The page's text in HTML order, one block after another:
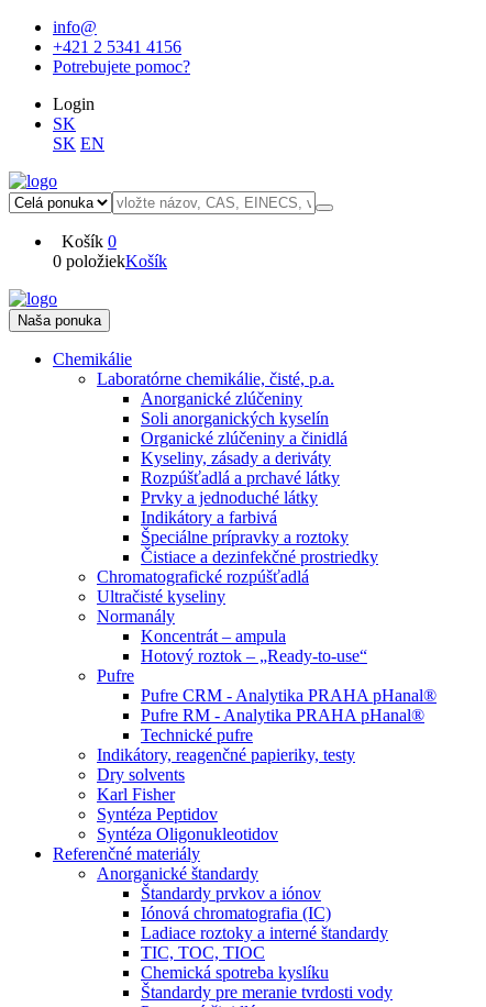
info@
+421 2 5341 4156
Potrebujete pomoc?
Login
SK
SK EN
Košík 0
0 položiekKošík
Naša ponuka
Chemikálie
Laboratórne chemikálie, čisté, p.a.
Anorganické zlúčeniny
Soli anorganických kyselín
Organické zlúčeniny a činidlá
Kyseliny, zásady a deriváty
Rozpúšťadlá a prchavé látky
Prvky a jednoduché látky
Indikátory a farbivá
Špeciálne prípravky a roztoky
Čistiace a dezinfekčné prostriedky
Chromatografické rozpúšťadlá
Ultračisté kyseliny
Normanály
Koncentrát – ampula
Hotový roztok – „Ready-to-use“
Pufre
Pufre CRM - Analytika PRAHA pHanal®
Pufre RM - Analytika PRAHA pHanal®
Technické pufre
Indikátory, reagenčné papieriky, testy
Dry solvents
Karl Fisher
Syntéza Peptidov
Syntéza Oligonukleotidov
Referenčné materiály
Anorganické štandardy
Štandardy prvkov a iónov
Iónová chromatografia (IC)
Ladiace roztoky a interné štandardy
TIC, TOC, TIOC
Chemická spotreba kyslíku
Štandardy pre meranie tvrdosti vody